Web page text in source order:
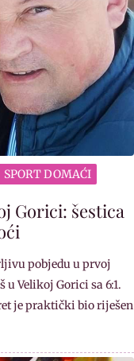
SPORT DOMAĆI
Gorici: šestica
pobjedu u prvoj
u Velikoj Gorici sa 6:1.
je praktički bio riješen